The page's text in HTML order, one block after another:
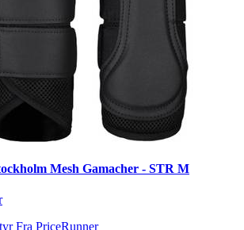
Mesh Gamacher - STR M
Fra PriceRunner